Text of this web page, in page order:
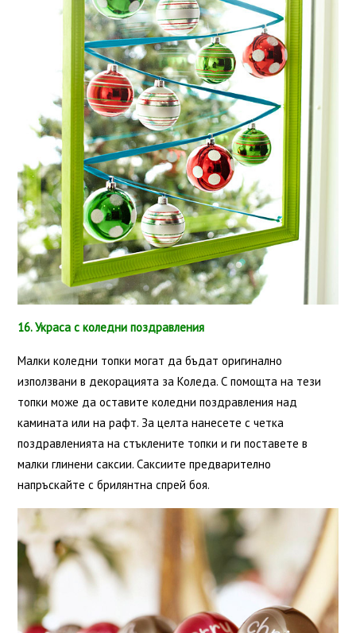
16. Украса с коледни поздравления
Малки коледни топки могат да бъдат оригинално
използвани в декорацията за Коледа. С помощта на тези
топки може да оставите коледни поздравления над
камината или на рафт. За целта нанесете с четка
поздравленията на стъклените топки и ги поставете в
малки глинени саксии. Саксиите предварително
напръскайте с брилянтна спрей боя.